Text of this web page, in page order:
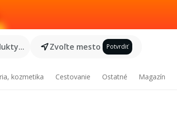
Zvoľte mesto Potvrdiť
kozmetika Cestovanie Ostatné Magazín